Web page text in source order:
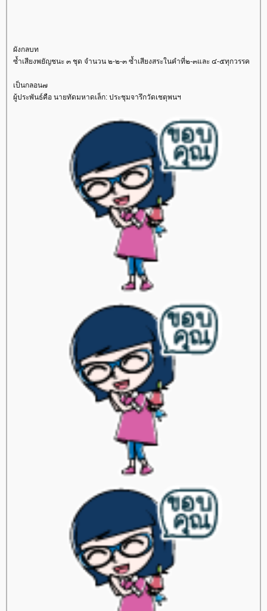
ผังกลบท
ซ้ำเสียงพยัญชนะ ๓ ชุด จำนวน ๒-๒-๓ ซ้ำเสียงสระในคำที่๒-๓และ ๔-๕ทุกวรรค
เป็นกลอน๗
ผู้ประพันธ์คือ นายทัดมหาดเล็ก: ประชุมจารึกวัดเชตุพนฯ